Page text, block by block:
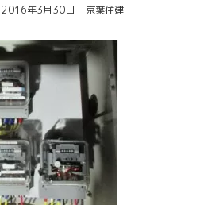
最
更
新
日
時
:
2016年3月30日 京葉住建